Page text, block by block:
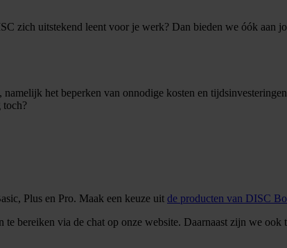
zich uitstekend leent voor je werk? Dan bieden we óók aan
het beperken van onnodige kosten en
toch?
Plus en Pro. Maak een keuze uit de producten van DISC
bereiken via de chat op onze website. Daarnaast zijn we ook